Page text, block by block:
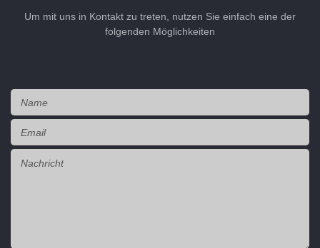
Um mit uns in Kontakt zu treten, nutzen Sie einfach eine der
folgenden Möglichkeiten